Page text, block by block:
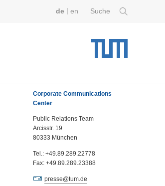
Suche
de en
Corporate Communications
Center
Public Relations Team
Arcisstr. 19
80333 München
Tel.: +49.89.289.22778
Fax: +49.89.289.23388
presse@tum.de